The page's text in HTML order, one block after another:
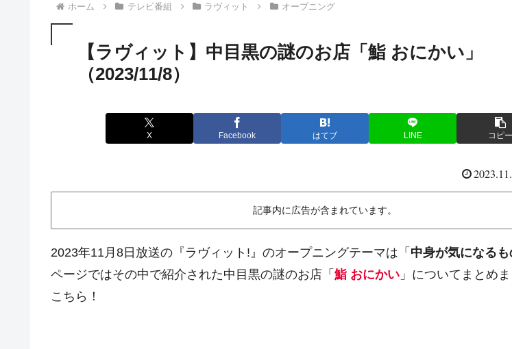
ホーム テレビ番組 ラヴィット オープニング
【ラヴィット】中目黒の謎のお店「鮨 おにかい」
（2023/11/8）
X Facebook はてブ LINE コピー
記事内に広告が含まれています。
2023年11月8日放送の『ラヴィット!』のオープニングテーマは「 中身が気になるも
ページではその中で紹介された中目黒の謎のお店「 鮨 おにかい 」についてまとめ
こちら！